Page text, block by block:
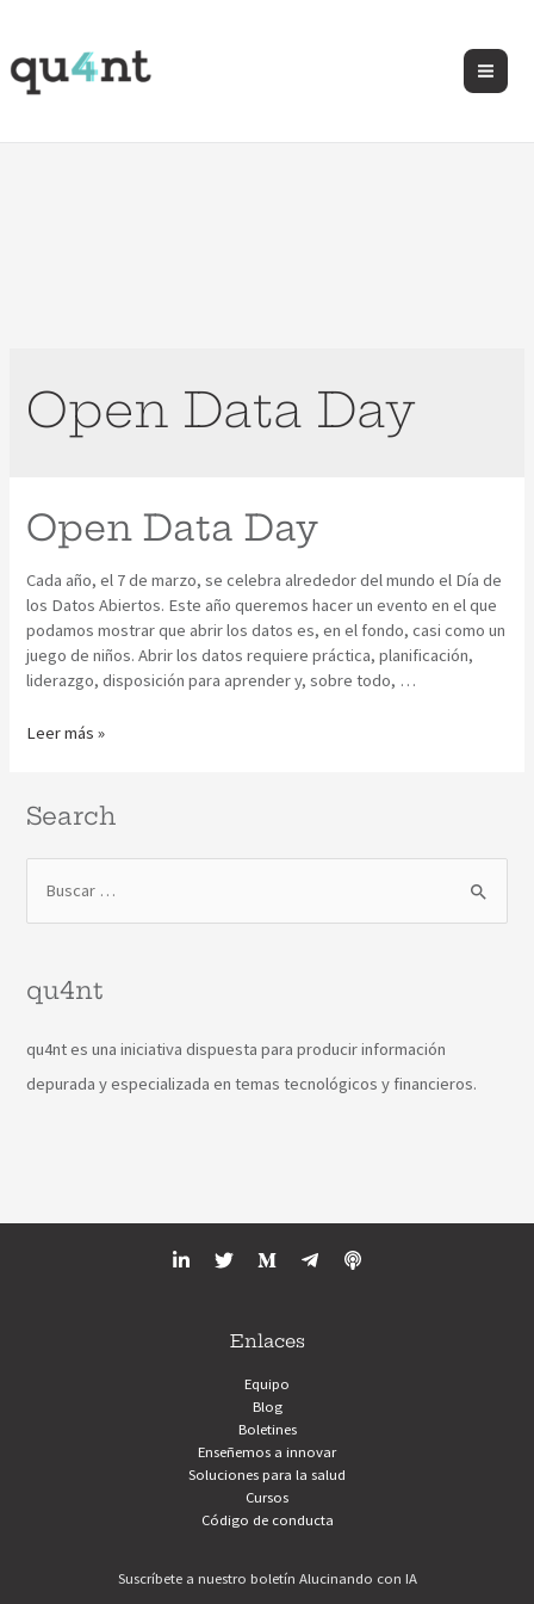
Open Data Day
Open Data Day
Cada año, el 7 de marzo, se celebra alrededor del mundo el Día de
los Datos Abiertos. Este año queremos hacer un evento en el que
podamos mostrar que abrir los datos es, en el fondo, casi como un
juego de niños. Abrir los datos requiere práctica, planificación,
liderazgo, disposición para aprender y, sobre todo, …
Leer más »
Search
qu4nt
qu4nt es una iniciativa dispuesta para producir información
depurada y especializada en temas tecnológicos y financieros.
Enlaces
Equipo
Blog
Boletines
Enseñemos a innovar
Soluciones para la salud
Cursos
Código de conducta
Suscríbete a nuestro boletín Alucinando con IA